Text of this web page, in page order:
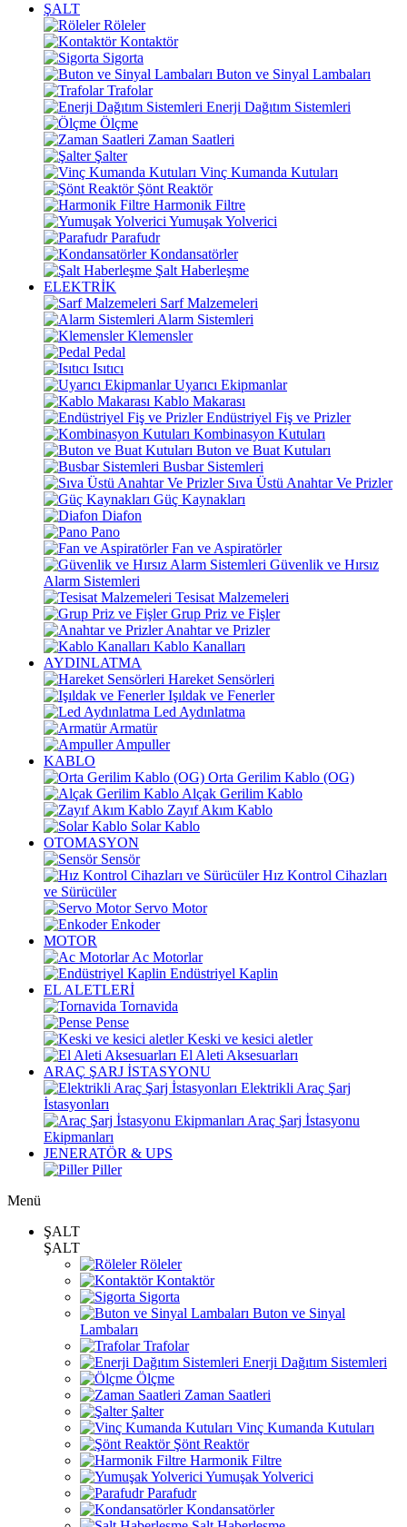
ŞALT
Röleler
Kontaktör
Sigorta
Buton ve Sinyal Lambaları
Trafolar
Enerji Dağıtım Sistemleri
Ölçme
Zaman Saatleri
Şalter
Vinç Kumanda Kutuları
Şönt Reaktör
Harmonik Filtre
Yumuşak Yolverici
Parafudr
Kondansatörler
Şalt Haberleşme
ELEKTRİK
Sarf Malzemeleri
Alarm Sistemleri
Klemensler
Pedal
Isıtıcı
Uyarıcı Ekipmanlar
Kablo Makarası
Endüstriyel Fiş ve Prizler
Kombinasyon Kutuları
Buton ve Buat Kutuları
Busbar Sistemleri
Sıva Üstü Anahtar Ve Prizler
Güç Kaynakları
Diafon
Pano
Fan ve Aspiratörler
Güvenlik ve Hırsız
Alarm Sistemleri
Tesisat Malzemeleri
Grup Priz ve Fişler
Anahtar ve Prizler
Kablo Kanalları
AYDINLATMA
Hareket Sensörleri
Işıldak ve Fenerler
Led Aydınlatma
Armatür
Ampuller
KABLO
Orta Gerilim Kablo (OG)
Alçak Gerilim Kablo
Zayıf Akım Kablo
Solar Kablo
OTOMASYON
Sensör
Hız Kontrol Cihazları
ve Sürücüler
Servo Motor
Enkoder
MOTOR
Ac Motorlar
Endüstriyel Kaplin
EL ALETLERİ
Tornavida
Pense
Keski ve kesici aletler
El Aleti Aksesuarları
ARAÇ ŞARJ İSTASYONU
Elektrikli Araç Şarj
İstasyonları
Araç Şarj İstasyonu
Ekipmanları
JENERATÖR & UPS
Piller
Menü
ŞALT
ŞALT
Röleler
Kontaktör
Sigorta
Buton ve Sinyal
Lambaları
Trafolar
Enerji Dağıtım Sistemleri
Ölçme
Zaman Saatleri
Şalter
Vinç Kumanda Kutuları
Şönt Reaktör
Harmonik Filtre
Yumuşak Yolverici
Parafudr
Kondansatörler